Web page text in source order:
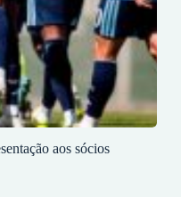
aos sócios